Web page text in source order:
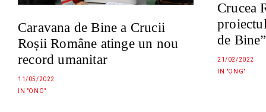
Caravana de Bine a Crucii
Roșii Române atinge un nou
record umanitar
11/05/2022
IN "ONG"
Crucea
de Bine”
21/02/2022
IN "ONG"